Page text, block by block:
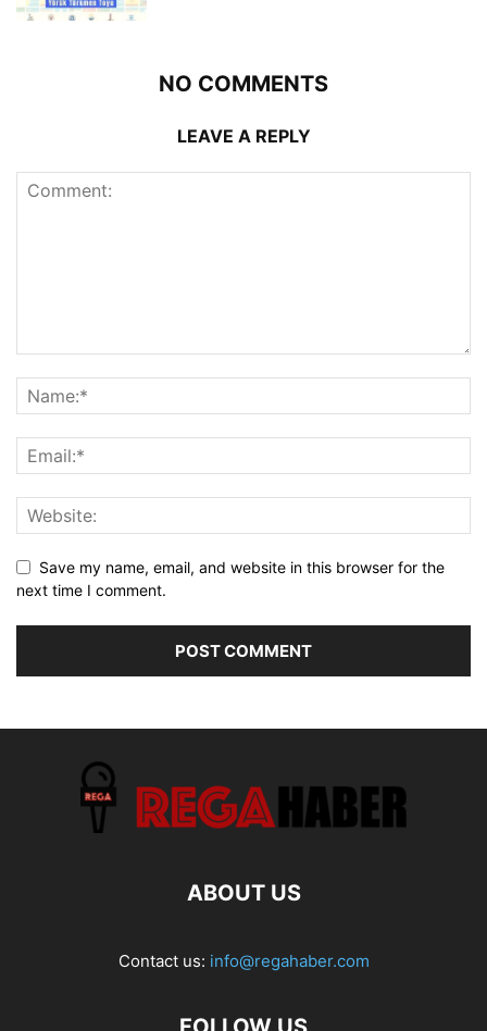
NO COMMENTS
LEAVE A REPLY
Save my name, email, and website in this browser for the
next time I comment.
ABOUT US
Contact us: info@regahaber.com